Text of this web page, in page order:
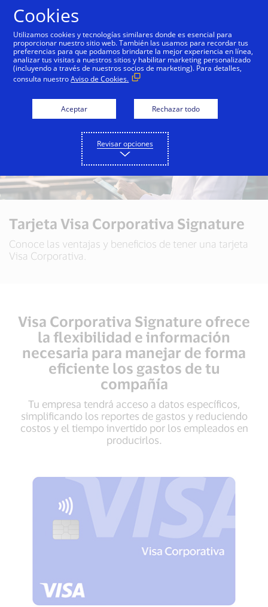
Tarjeta Visa Corporativa Signature
Conoce las ventajas y beneficios de tener una tarjeta
Visa Corporativa.
Visa Corporativa Signature ofrece
la flexibilidad e información
necesaria para manejar de forma
eficiente los gastos de tu
compañía
Tu empresa tendrá acceso a datos específicos,
simplificando los reportes de gastos y reduciendo
costos y el tiempo invertido por los empleados en
producirlos.
Cookies
Utilizamos cookies y tecnologías similares donde es esencial para
proporcionar nuestro sitio web. También las usamos para recordar tus
preferencias para que podamos brindarte la mejor experiencia en línea,
analizar tus visitas a nuestros sitios y habilitar marketing personalizado
(incluyendo a través de nuestros socios de marketing). Para detalles,
consulta nuestroAviso de Cookies.
Aceptar Rechazar todo
Revisar opciones